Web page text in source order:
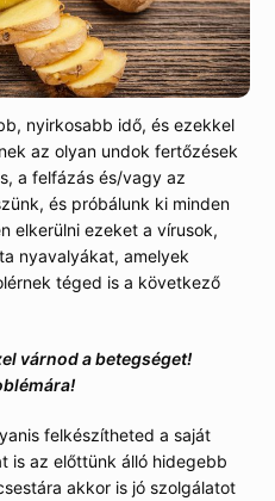
nyirkosabb idő, és ezekkel
az olyan undok fertőzések
a felfázás és/vagy az
és próbálunk ki minden
elkerülni ezeket a vírusok,
nyavalyákat, amelyek
téged is a következő
várnod a betegséget!
felkészítheted a saját
is az előttünk álló hidegebb
akkor is jó szolgálatot